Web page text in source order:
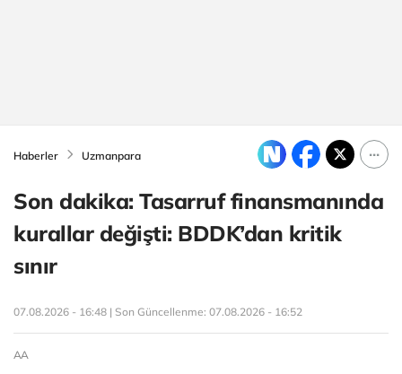
Haberler Uzmanpara
Son dakika: Tasarruf finansmanında
kurallar değişti: BDDK’dan kritik
sınır
07.08.2026 - 16:48 | Son Güncellenme: 07.08.2026 - 16:52
AA